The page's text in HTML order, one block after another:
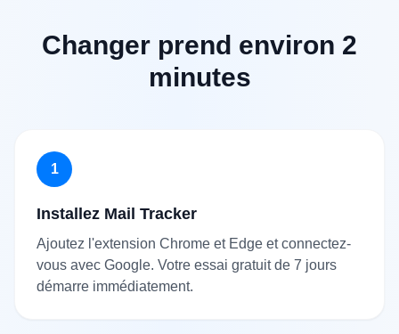
Changer prend environ 2
minutes
1
Installez Mail Tracker
Ajoutez l'extension Chrome et Edge et connectez-
vous avec Google. Votre essai gratuit de 7 jours
démarre immédiatement.